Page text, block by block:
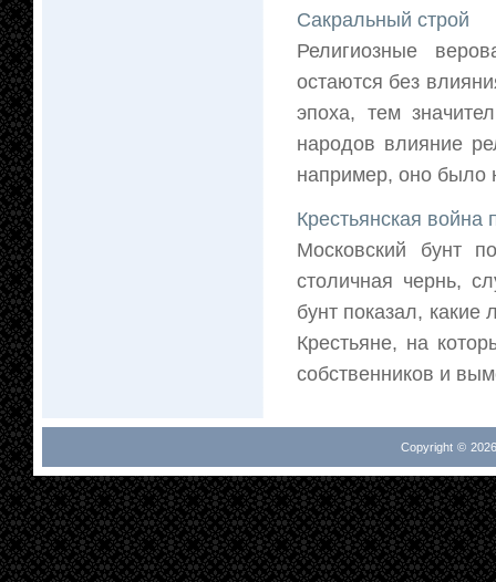
Сакральный строй
Религиозные
остаются без
эпоха, тем
народов влияние
например, оно было
Крестьянская
Московский бунт
столичная чернь,
бунт показал,
Крестьяне, на
собственников и
Copyright ©